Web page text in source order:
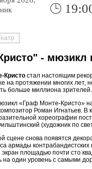
- мюзикл
Кристостал настоящим
на протяжении многих лет,
больше миллиона зрителей.
«Граф Монте-Кристо»
Роман Игнатьев.
хореографии
(художник по
сцене снова появятся
армады
площадью почти сто
на один уровень с самыми